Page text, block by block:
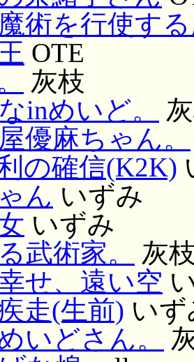
術を行使す
OTE
灰枝
inめいど。
優麻ちゃん。
の確信(K2K)
ん いずみ
いずみ
武術家。
灰
せ、遠い空
走(生前) いず
いどさん。